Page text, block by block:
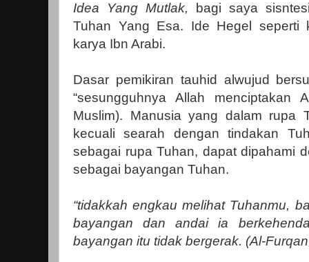
Idea Yang Mutlak,
bagi saya
Tuhan Yang Esa. Ide Hegel seperti
karya Ibn Arabi.
Dasar pemikiran tauhid alwujud
“sesungguhnya Allah menciptakan
Muslim). Manusia yang dalam rupa
kecuali searah dengan tindakan
sebagai rupa Tuhan, dapat dipahami
sebagai bayangan Tuhan.
“tidakkah engkau melihat Tuhanmu,
bayangan dan andai ia
bayangan itu tidak bergerak. (Al-